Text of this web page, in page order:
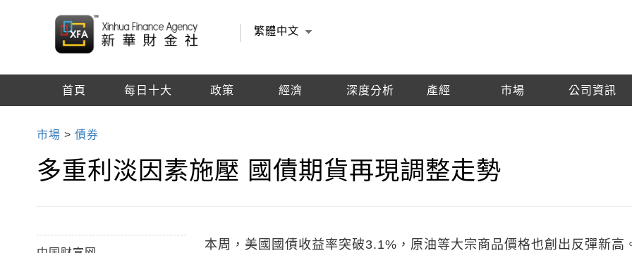
繁體中文
首頁 每日十大 政策 經濟 深度分析 產經 市場 公司資訊
市場 >債券
​多重利淡因素施壓 國債期貨再現調整走勢
本周，美國國債收益率突破3.1%，原油等大宗商品價格也創出反彈新高